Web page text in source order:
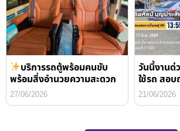
บริการรถตู้พร้อมคนขับ
พร้อมสิ่งอำนวยความสะดวก
27/06/2026
วันนี้งานด่
ใช้รถ สอบ
21/06/2026